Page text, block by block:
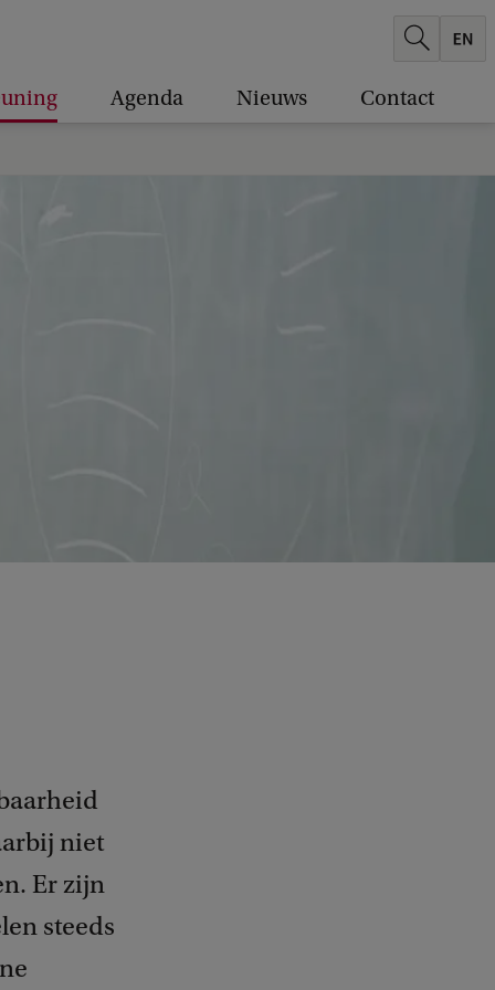
Agenda Nieuws Contact
niet
Er zijn
steeds